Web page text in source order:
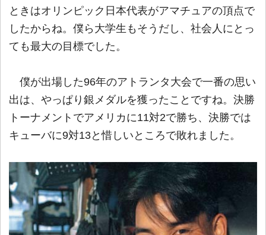
ときはオリンピック日本代表がアマチュアの頂点で
したからね。僕ら大学生もそうだし、社会人にとっ
ても最大の目標でした。
僕が出場した96年のアトランタ大会で一番の思い
出は、やっぱり銀メダルを獲ったことですね。決勝
トーナメントでアメリカに11対2で勝ち、決勝では
キューバに9対13と惜しいところで敗れました。